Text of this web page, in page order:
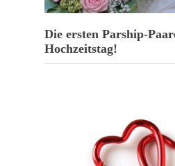
Die ersten Parship-
Hochzeitstag!